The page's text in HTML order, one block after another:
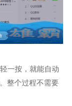
一按，就能自动
整个过程不需要